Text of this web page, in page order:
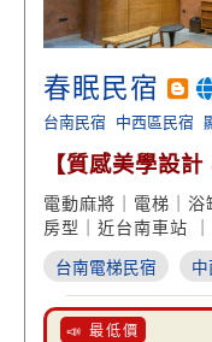
春眠民宿
台南民宿 中西區民宿
【質感美學設
心電梯設備】
電動麻將｜電梯｜
房型｜近台南車站
推薦
台南電梯民宿 中
📣 最低價